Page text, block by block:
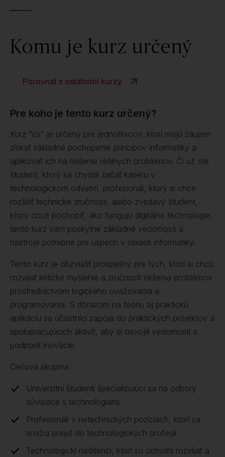
Komu je kurz určený
Porovnat s ostatními kurzy
Pre koho je tento kurz určený?
Kurz "cs" je určený pre jednotlivcov, ktorí majú záujem
získať základné pochopenie princípov informatiky a
aplikovať ich na riešenie reálnych problémov. Či už ste
študent, ktorý sa chystá začať kariéru v
technologickom odvetví, profesionál, ktorý si chce
rozšíriť technické zručnosti, alebo zvedavý študent,
ktorý chce pochopiť, ako fungujú digitálne technológie,
tento kurz vám poskytne základné vedomosti a
nástroje potrebné pre úspech v oblasti informatiky.
Tento kurz je obzvlášť prospešný pre tých, ktorí si chcú
rozvíjať kritické myslenie a zručnosti riešenia problémov
prostredníctvom logického uvažovania a
programovania. S dôrazom na teóriu aj praktickú
aplikáciu sa účastníci zapoja do praktických projektov a
spolupracujúcich aktivít, aby si osvojili vedomosti a
podporili inovácie.
Cieľová skupina:
Univerzitní študenti špecializujúci sa na odbory
súvisiace s technológiami.
Profesionáli v netechnických pozíciách, ktorí sa
snažia prejsť do technologických profesií.
Technologickí nadšenci, ktorí sú ochotní rozvíjať a